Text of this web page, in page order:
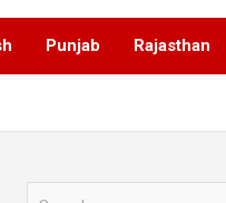
Punjab Rajasthan